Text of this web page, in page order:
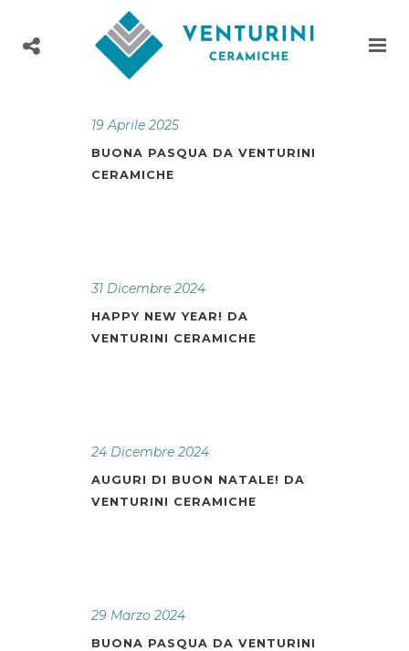
19 Aprile 2025
BUONA PASQUA DA VENTURINI
CERAMICHE
31 Dicembre 2024
HAPPY NEW YEAR! DA
VENTURINI CERAMICHE
24 Dicembre 2024
AUGURI DI BUON NATALE! DA
VENTURINI CERAMICHE
29 Marzo 2024
BUONA PASQUA DA VENTURINI